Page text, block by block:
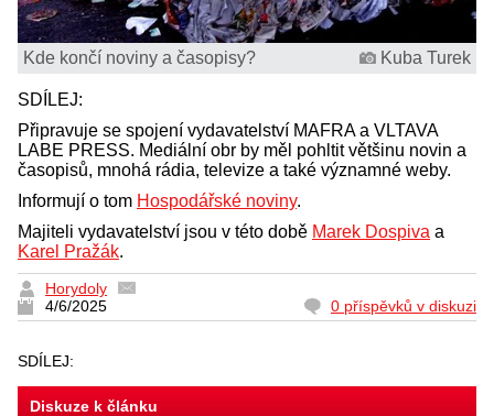
Kde končí noviny a časopisy? Kuba Turek
SDÍLEJ:
Připravuje se spojení vydavatelství MAFRA a VLTAVA
LABE PRESS. Mediální obr by měl pohltit většinu novin a
časopisů, mnohá rádia, televize a také významné weby.
Informují o tom Hospodářské noviny.
Majiteli vydavatelství jsou v této době Marek Dospiva a
Karel Pražák.
Horydoly
4/6/2025
0 příspěvků v diskuzi
SDÍLEJ:
Diskuze k článku